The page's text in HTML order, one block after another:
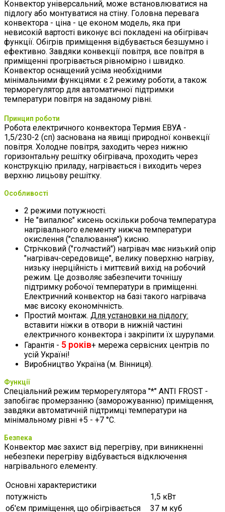
Конвектор універсальний, може встановлюватися на
підлогу або монтуватися на стіну. Головна перевага
конвектора - ціна - це економ модель, яка при
невисокій вартості виконує всі покладені на обігрівач
функції. Обігрів приміщення відбувається безшумно і
ефективно. Завдяки конвекції повітря, все повітря в
приміщенні прогрівається рівномірно і швидко.
Конвектор оснащений усіма необхідними
мінімальними функціями: є 2 режиму роботи, а також
терморегулятор для автоматичної підтримки
температури повітря на заданому рівні.
Принцип роботи
Робота електричного конвектора Термия ЕВУА -
1,5/230-2 (сп) заснована на явищі природної конвекції
повітря. Холодне повітря, заходить через нижню
горизонтальну решітку обігрівача, проходить через
конструкцію приладу, нагрівається і виходить через
верхню лицьову решітку.
Особливості
2 режими потужності.
Не "випалює" кисень оскільки робоча температура
нагрівального елементу нижча температури
окислення ("спалювання") кисню.
Стрічковий ("голчастий") нагрівач має низький опір
"нагрівач-середовище", велику поверхню нагріву,
низьку інерційність і миттєвий вихід на робочий
режим. Це дозволяє забезпечити точнішу
підтримку робочої температури в приміщенні.
Електричний конвектор на базі такого нагрівача
має високу економічність.
Простий монтаж. Для установки на підлогу:
вставити ніжки в отвори в нижній частині
електричного конвектора і закріпити їх шурупами.
Гарантія - 5 років+ мережа сервісних центрів по
усій Україні!
Виробництво Україна (м. Вінниця).
Функції
Спеціальний режим терморегулятора "*" ANTI FROST -
запобігає промерзанню (заморожуванню) приміщення,
завдяки автоматичній підтримці температури на
мінімальному рівні +5 - +7 °С.
Безпека
Конвектор має захист від перегріву, при виникненні
небезпеки перегріву відбувається відключення
нагрівального елементу.
Основні характеристики
потужність
1,5 кВт
об'єм приміщення, що обігрівається
37 м куб